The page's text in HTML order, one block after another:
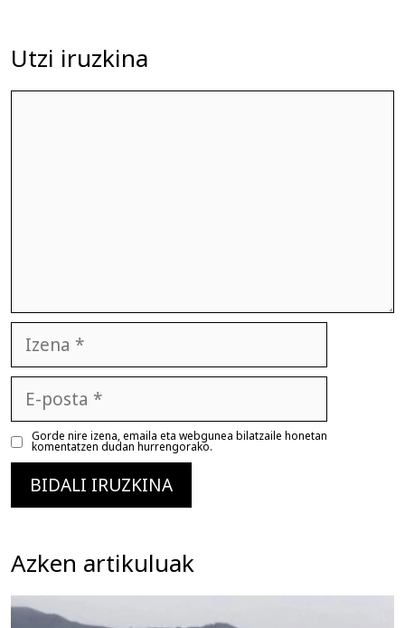
Utzi iruzkina
posta
Gorde nire izena, emaila eta webgunea bilatzaile honetan
komentatzen dudan hurrengorako.
Azken artikuluak